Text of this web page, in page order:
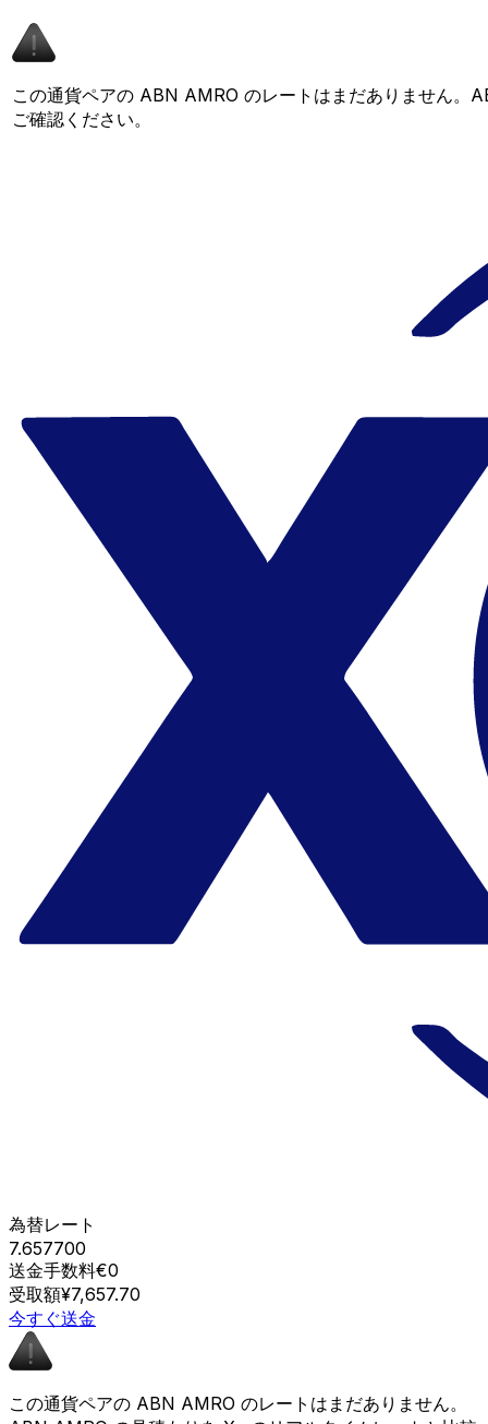
この通貨ペアの ABN AMRO のレートはまだありません。
ご確認ください。
為替レート
7.657700
送金手数料€0
受取額¥7,657.70
今すぐ送金
この通貨ペアの ABN AMRO のレートはまだありません。